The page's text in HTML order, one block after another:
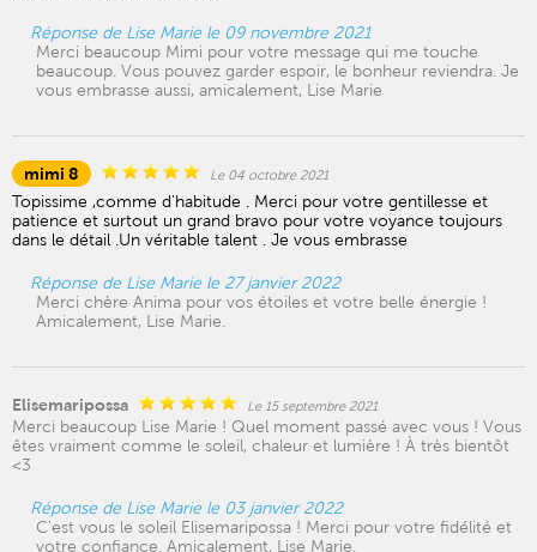
Réponse de Lise Marie le 09 novembre 2021
Merci beaucoup Mimi pour votre message qui me touche
beaucoup. Vous pouvez garder espoir, le bonheur reviendra. Je
vous embrasse aussi, amicalement, Lise Marie
mimi 8 Le 04 octobre 2021
Topissime ,comme d'habitude . Merci pour votre gentillesse et
patience et surtout un grand bravo pour votre voyance toujours
dans le détail .Un véritable talent . Je vous embrasse
Réponse de Lise Marie le 27 janvier 2022
Merci chère Anima pour vos étoiles et votre belle énergie !
Amicalement, Lise Marie.
Elisemaripossa Le 15 septembre 2021
Merci beaucoup Lise Marie ! Quel moment passé avec vous ! Vous
êtes vraiment comme le soleil, chaleur et lumière ! À très bientôt
<3
Réponse de Lise Marie le 03 janvier 2022
C'est vous le soleil Elisemaripossa ! Merci pour votre fidélité et
votre confiance. Amicalement, Lise Marie.